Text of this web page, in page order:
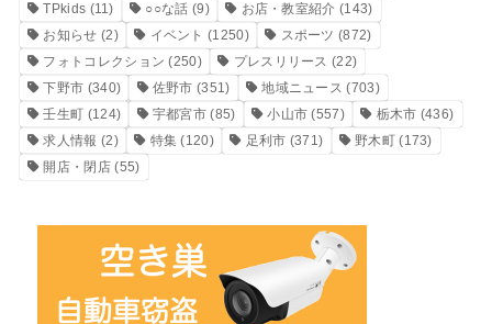
TPkids (11) ○○な話 (9) お店・教室紹介 (143)
お知らせ (2) イベント (1250) スポーツ (872)
フォトコレクション (250) プレスリリース (22)
下野市 (340) 佐野市 (351) 地域ニュース (703)
壬生町 (124) 宇都宮市 (85) 小山市 (557) 栃木市 (436)
求人情報 (2) 特集 (120) 足利市 (371) 野木町(173)
開店・閉店(55)